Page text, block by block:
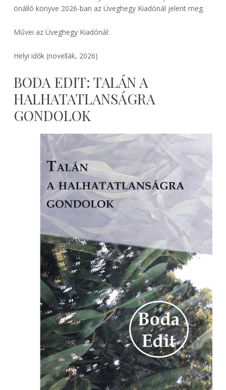
önálló könyve 2026-ban az Üveghegy Kiadónál jelent meg.
Művei az Üveghegy Kiadónál:
Helyi idők (novellák, 2026)
BODA EDIT: TALÁN A
HALHATATLANSÁGRA
GONDOLOK